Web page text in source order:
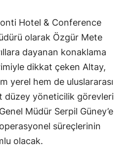
Hotel & Conference
olarak Özgür Mete
dayanan konaklama
dikkat çeken Altay,
yerel hem de uluslararası
düzey yöneticilik görevleri
Müdür Serpil Güney’e
süreçlerinin
olacak.